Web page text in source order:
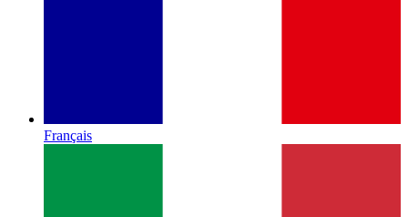
Français